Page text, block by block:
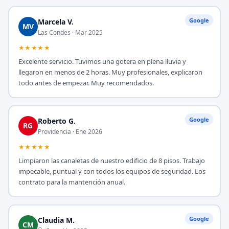
Google
MV Marcela V.
Las Condes · Mar 2025
★★★★★
Excelente servicio. Tuvimos una gotera en plena lluvia y
llegaron en menos de 2 horas. Muy profesionales, explicaron
todo antes de empezar. Muy recomendados.
Google
RG Roberto G.
Providencia · Ene 2026
★★★★★
Limpiaron las canaletas de nuestro edificio de 8 pisos. Trabajo
impecable, puntual y con todos los equipos de seguridad. Los
contrato para la mantención anual.
Google
CM Claudia M.